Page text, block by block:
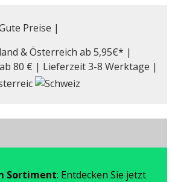
Preise |
& Österreich ab 5,95€* |
80 € | Lieferzeit 3-8 Werktage |
Sortiment: Entdecken Sie jetzt